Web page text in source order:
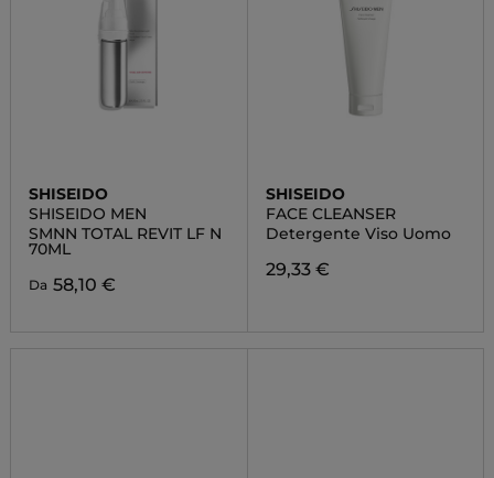
SHISEIDO
SHISEIDO MEN
SMNN TOTAL REVIT LF N
70ML
Da 58,10 €
SHISEIDO
FACE CLEANSER
Detergente Viso Uomo
29,33 €